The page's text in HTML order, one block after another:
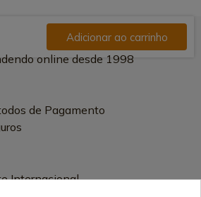
Adicionar ao carrinho
online desde 1998
de Pagamento
Internacional